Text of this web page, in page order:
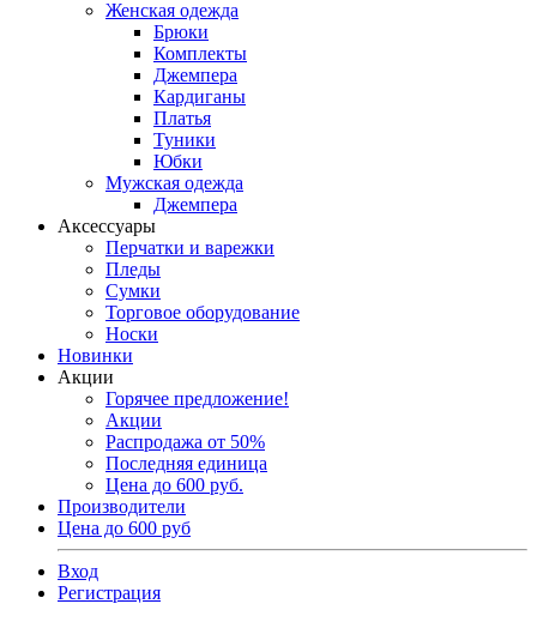
Женская одежда
Брюки
Комплекты
Джемпера
Кардиганы
Платья
Туники
Юбки
Мужская одежда
Джемпера
Аксессуары
Перчатки и варежки
Пледы
Сумки
Торговое оборудование
Носки
Новинки
Акции
Горячее предложение!
Акции
Распродажа от 50%
Последняя единица
Цена до 600 руб.
Производители
Цена до 600 руб
Вход
Регистрация